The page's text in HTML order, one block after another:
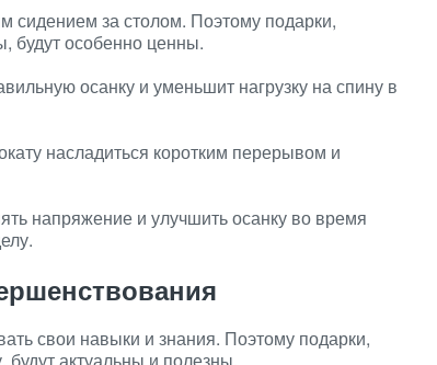
сидением за столом. Поэтому подарки,
будут особенно ценны.
осанку и уменьшит нагрузку на спину в
насладиться коротким перерывом и
напряжение и улучшить осанку во время
свои навыки и знания. Поэтому подарки,